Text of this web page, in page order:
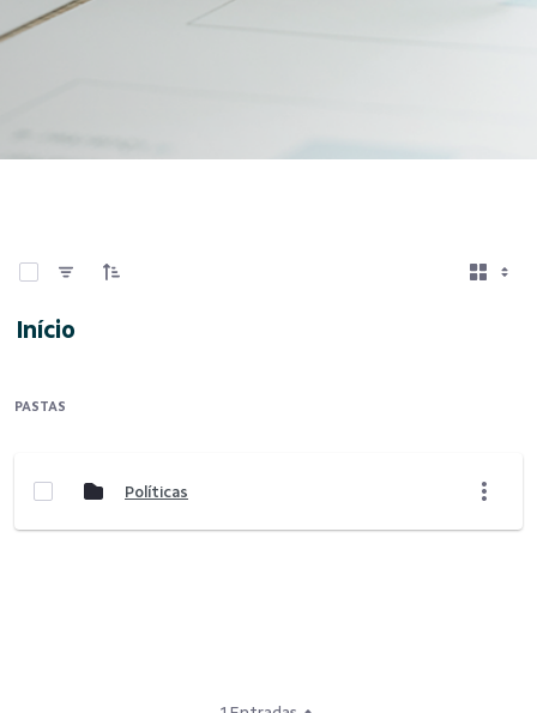
Início
PASTAS
Políticas